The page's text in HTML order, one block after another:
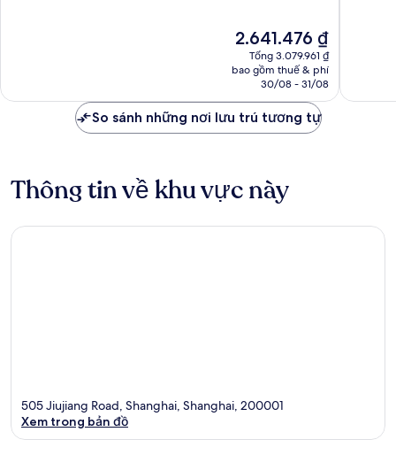
Giá
hiện
tại
2.641.476 ₫
2.641.476 ₫
Tổng 3.079.961 ₫
bao gồm thuế & phí
30/08 - 31/08
So sánh những nơi lưu trú tương tự
Thông tin về khu vực này
505 Jiujiang Road, Shanghai, Shanghai, 200001
Xem trong bản đồ